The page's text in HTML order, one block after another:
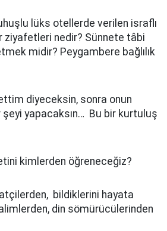
lüks otellerde verilen israflı
ziyafetleri nedir? Sünnete tâbi
midir? Peygambere bağlılık
diyeceksin, sonra onun
şeyi yapacaksın… Bu bir kurtuluş
kimlerden öğreneceğiz?
bildiklerini hayata
din sömürücülerinden